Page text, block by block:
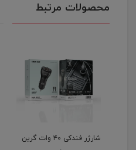
محصولات مرتبط
شارژر فندکی ماشین دو